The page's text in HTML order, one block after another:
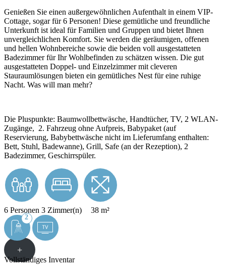
Genießen Sie einen außergewöhnlichen Aufenthalt in einem VIP-
Cottage, sogar für 6 Personen! Diese gemütliche und freundliche
Unterkunft ist ideal für Familien und Gruppen und bietet Ihnen
unvergleichlichen Komfort. Sie werden die geräumigen, offenen
und hellen Wohnbereiche sowie die beiden voll ausgestatteten
Badezimmer für Ihr Wohlbefinden zu schätzen wissen. Die gut
ausgestatteten Doppel- und Einzelzimmer mit cleveren
Stauraumlösungen bieten ein gemütliches Nest für eine ruhige
Nacht. Was will man mehr?
Die Pluspunkte: Baumwollbettwäsche, Handtücher, TV, 2 WLAN-
Zugänge, 2. Fahrzeug ohne Aufpreis, Babypaket (auf
Reservierung, Babybettwäsche nicht im Lieferumfang enthalten:
Bett, Stuhl, Badewanne), Grill, Safe (an der Rezeption), 2
Badezimmer, Geschirrspüler.
6 Personen 3 Zimmer(n) 38 m²
2
+
Vollständiges Inventar